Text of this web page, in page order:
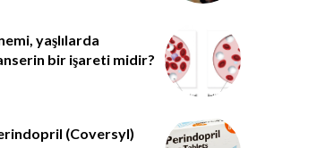
yaşlılarda
bir işareti midir?
(Coversyl)